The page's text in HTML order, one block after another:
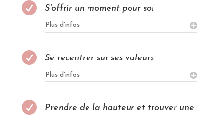
 S'offrir un moment pour soi
Plus d'infos
 Se recentrer sur ses valeurs
Plus d'infos
 Prendre de la hauteur et trouver une